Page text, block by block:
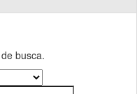
busca.